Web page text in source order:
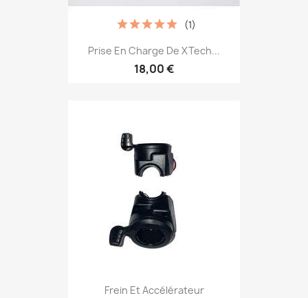
Prise En Charge De XTech...
18,00 €
(1)
Frein Et Accélérateur